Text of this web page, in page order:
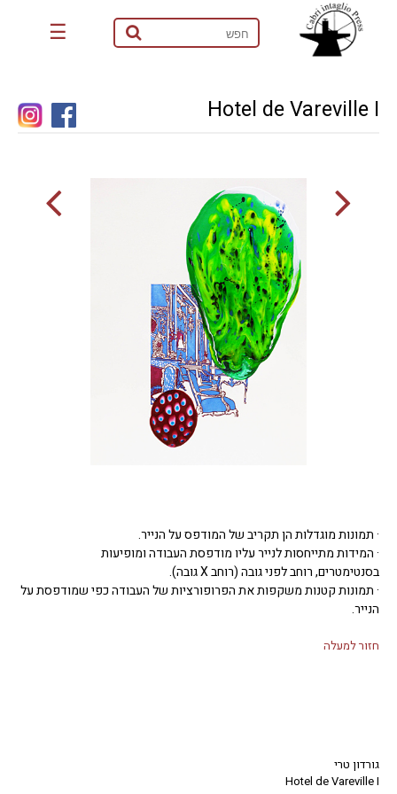
☰
Hotel de Vareville I
· תמונות מוגדלות הן תקריב של המודפס על הנייר.
· המידות מתייחסות לנייר עליו מודפסת העבודה ומופיעות
בסנטימטרים, רוחב לפני גובה (רוחב X גובה).
· תמונות קטנות משקפות את הפרופורציות של העבודה כפי שמודפסת על
הנייר.
חזור למעלה
גורדון טרי
Hotel de Vareville I